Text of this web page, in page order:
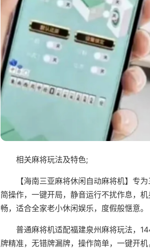
相关麻将玩法及特色;
【海南三亚麻将休闲自动麻将机】专
简操作，一键开局，静音运行不扰作息，
畅，适合全家老小休闲娱乐，度假般惬意。
普通麻将机适配福建泉州麻将玩法，
牌精准，无错牌漏牌，操作简单，一键开